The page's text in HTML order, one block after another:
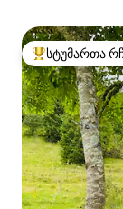
სტუმართა
სტუმართა